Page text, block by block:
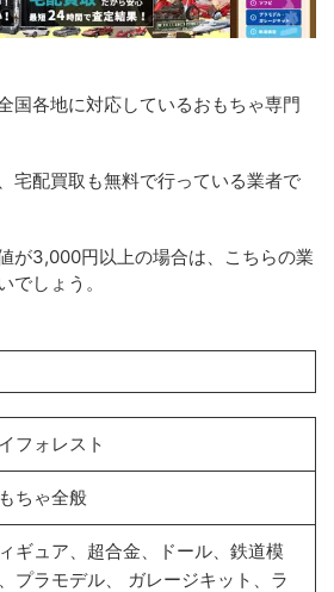
国各地に対応しているおもちゃ専門
宅配買取も無料で行っている業者で
が3,000円以上の場合は、こちらの業
でしょう。
フォレスト
ちゃ全般
ギュア、超合金、ドール、鉄道模
プラモデル、 ガレージキット、ラ